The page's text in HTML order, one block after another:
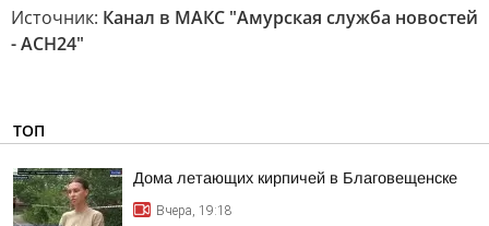
Источник: Канал в МАКС "Амурская служба новостей
- АСН24"
ТОП
Дома летающих кирпичей в Благовещенске
Вчера, 19:18